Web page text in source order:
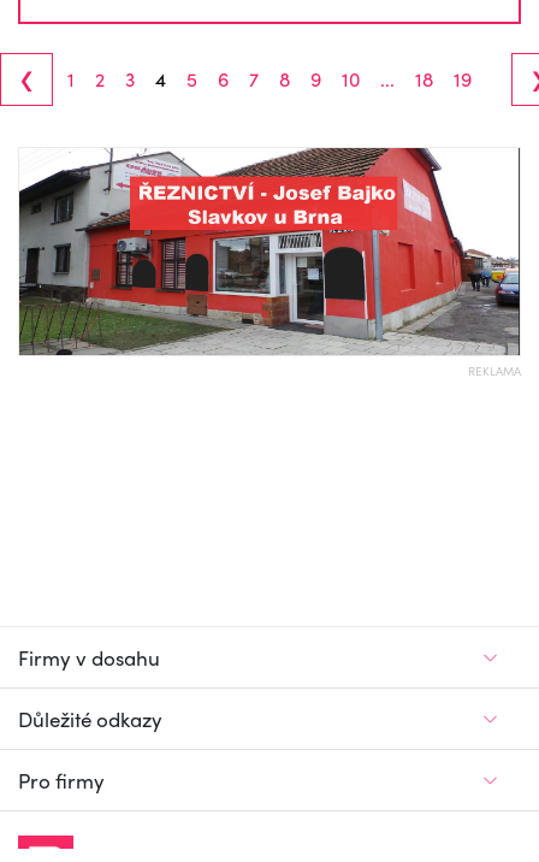
‹ 1 2 3 4 5 6 7 8 9 10 ... 18 19
REKLAMA
Firmy v dosahu
Důležité odkazy
Pro firmy